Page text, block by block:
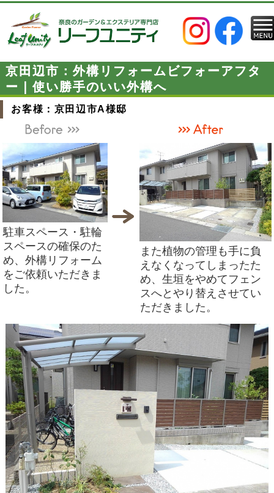
京田辺市：外構リフォームビフォーアフタ
ー｜使い勝手のいい外構へ
お客様：京田辺市A様邸
駐車スペース・駐輪
スペースの確保のた
め、外構リフォーム
をご依頼いただきま
した。
また植物の管理も手に負
えなくなってしまったた
め、生垣をやめてフェン
スへとやり替えさせてい
ただきました。